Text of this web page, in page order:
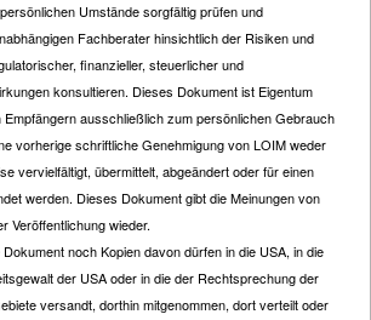
Umstände sorgfältig prüfen und
Fachberater hinsichtlich der Risiken und
finanzieller, steuerlicher und
konsultieren. Dieses Dokument ist Eigentum
ausschließlich zum persönlichen Gebrauch
vorherige schriftliche Genehmigung von LOIM weder
vervielfältigt, übermittelt, abgeändert oder für einen
werden. Dieses Dokument gibt die Meinungen von
Veröffentlichung wieder.
noch Kopien davon dürfen in die USA, in die
der USA oder in die der Rechtsprechung der
versandt, dorthin mitgenommen, dort verteilt oder